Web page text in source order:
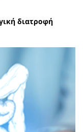
διατροφή